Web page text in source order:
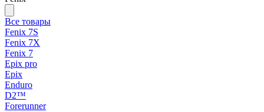
Все товары
Fenix 7S
Fenix 7X
Fenix 7
Epix pro
Epix
Enduro
D2™
Forerunner